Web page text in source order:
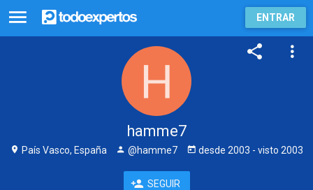
ENTRAR
hamme7
País Vasco, España @hamme7 desde 2003 - visto 2003
SEGUIR